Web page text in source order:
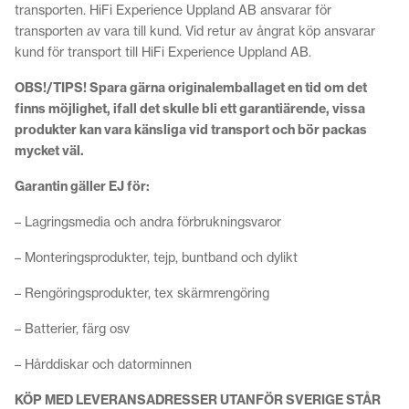
transporten. HiFi Experience Uppland AB ansvarar för
transporten av vara till kund. Vid retur av ångrat köp ansvarar
kund för transport till HiFi Experience Uppland AB.
OBS!/TIPS! Spara gärna originalemballaget en tid om det
finns möjlighet, ifall det skulle bli ett garantiärende, vissa
produkter kan vara känsliga vid transport och bör packas
mycket väl.
Garantin gäller EJ för:
– Lagringsmedia och andra förbrukningsvaror
– Monteringsprodukter, tejp, buntband och dylikt
– Rengöringsprodukter, tex skärmrengöring
– Batterier, färg osv
– Hårddiskar och datorminnen
KÖP MED LEVERANSADRESSER UTANFÖR SVERIGE STÅR